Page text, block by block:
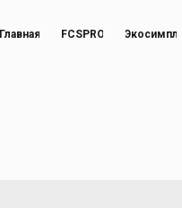
Главная FCSPRO Экосимпл